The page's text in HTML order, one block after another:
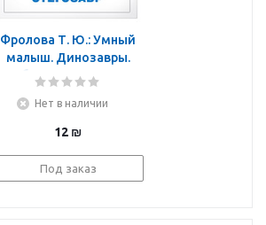
Фролова Т. Ю.: Умный
малыш. Динозавры.
Набор карточек для
Нет в наличии
12 ₪
Под заказ